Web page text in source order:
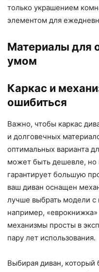
только украшением
элементом для
Материалы для
умом
Каркас и
ошибиться
Важно, чтобы каркас
и долговечных
оптимальных варианта
может быть дешевле, но
гарантирует большую
ваш диван оснащен
лучше выбрать модели
например,
механизмы просты в
пару лет использования.
Выбирая диван, который